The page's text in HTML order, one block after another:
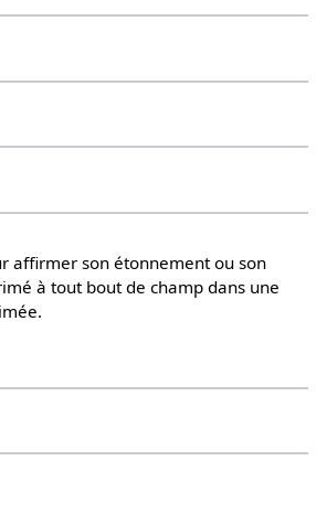
affirmer son étonnement ou son
à tout bout de champ dans une